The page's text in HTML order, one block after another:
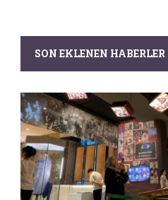
SON EKLENEN HABERLER